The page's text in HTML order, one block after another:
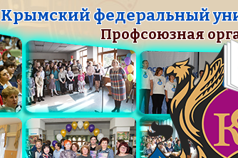
Крымский федеральный
Профсоюзная